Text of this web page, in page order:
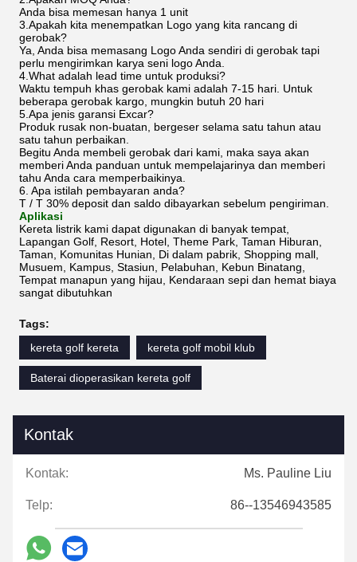
Anda bisa memesan hanya 1 unit
3.Apakah kita menempatkan Logo yang kita rancang di
gerobak?
Ya, Anda bisa memasang Logo Anda sendiri di gerobak tapi
perlu mengirimkan karya seni logo Anda.
4.What adalah lead time untuk produksi?
Waktu tempuh khas gerobak kami adalah 7-15 hari. Untuk
beberapa gerobak kargo, mungkin butuh 20 hari
5.Apa jenis garansi Excar?
Produk rusak non-buatan, bergeser selama satu tahun atau
satu tahun perbaikan.
Begitu Anda membeli gerobak dari kami, maka saya akan
memberi Anda panduan untuk mempelajarinya dan memberi
tahu Anda cara memperbaikinya.
6. Apa istilah pembayaran anda?
T / T 30% deposit dan saldo dibayarkan sebelum pengiriman.
Aplikasi
Kereta listrik kami dapat digunakan di banyak tempat,
Lapangan Golf, Resort, Hotel, Theme Park, Taman Hiburan,
Taman, Komunitas Hunian, Di dalam pabrik, Shopping mall,
Musuem, Kampus, Stasiun, Pelabuhan, Kebun Binatang,
Tempat manapun yang hijau, Kendaraan sepi dan hemat biaya
sangat dibutuhkan
Tags:
kereta golf kereta
kereta golf mobil klub
Baterai dioperasikan kereta golf
Kontak
Kontak: Ms. Pauline Liu
Telp: 86--13546943585